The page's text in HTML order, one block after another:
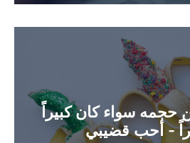
حجمه سواء كان كبيراً
- أحب قضيبي